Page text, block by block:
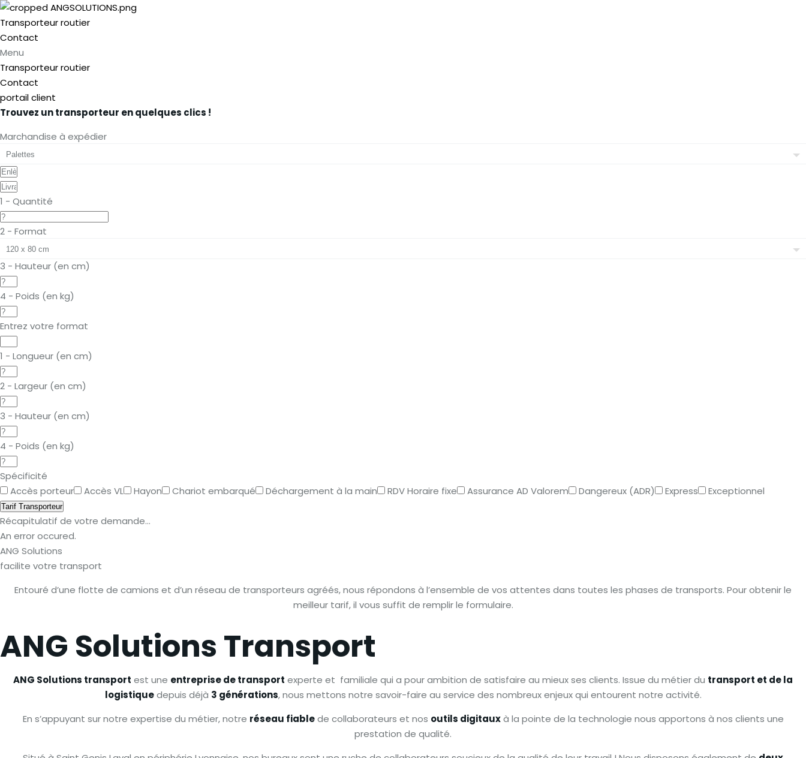
Transporteur routier
Contact
Menu
Transporteur routier
Contact
portail client
Trouvez un transporteur en quelques clics !
Marchandise à expédier
1 - Quantité
2 - Format
3 - Hauteur (en cm)
4 - Poids (en kg)
Entrez votre format
1 - Longueur (en cm)
2 - Largeur (en cm)
3 - Hauteur (en cm)
4 - Poids (en kg)
Spécificité
Accès porteur
Accès VL Hayon Chariot embarqué Déchargement à la main RDV Horaire fixe Assurance AD Valorem Dangereux (ADR) Express Exceptionnel
Tarif Transporteur
Récapitulatif de votre demande...
An error occured.
ANG Solutions
facilite votre transport
Entouré d’une flotte de camions et d’un réseau de transporteurs agréés, nous répondons à l’ensemble de vos attentes dans toutes les phases de transports. Pour obtenir le
meilleur tarif, il vous suffit de remplir le formulaire.
ANG Solutions Transport
ANG Solutions transport est une entreprise de transport experte et familiale qui a pour ambition de satisfaire au mieux ses clients. Issue du métier du transport et de la
logistiquedepuis déjà 3 générations, nous mettons notre savoir-faire au service des nombreux enjeux qui entourent notre activité.
En s’appuyant sur notre expertise du métier, notre réseau fiablede collaborateurs et nos outils digitauxà la pointe de la technologie nous apportons à nos clients une
prestation de qualité.